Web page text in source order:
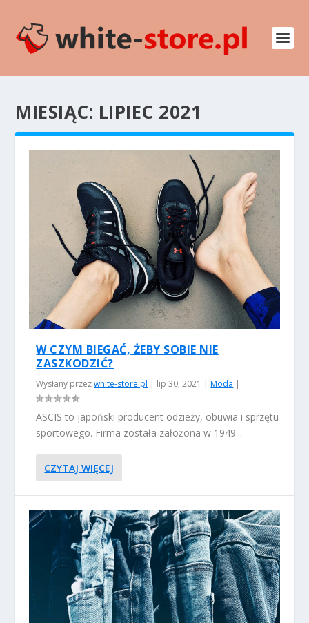
MIESIĄC: LIPIEC 2021
W CZYM BIEGAĆ, ŻEBY SOBIE NIE
ZASZKODZIĆ?
Wysłany przezwhite-store.pl | lip 30, 2021 |Moda |
ASCIS to japoński producent odzieży, obuwia i sprzętu
sportowego. Firma została założona w 1949...
CZYTAJ WIĘCEJ